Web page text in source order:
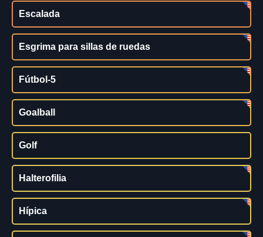
Escalada
Esgrima para sillas de ruedas
Fútbol-5
Goalball
Golf
Halterofilia
Hípica